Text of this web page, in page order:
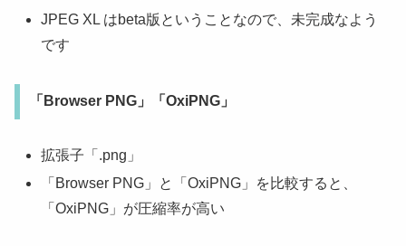
JPEG XL はbeta版ということなので、未完成なよう
です
「Browser PNG」「OxiPNG」
拡張子「.png」
「Browser PNG」と「OxiPNG」を比較すると、
「OxiPNG」が圧縮率が高い